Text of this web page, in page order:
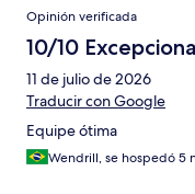
Opinión verificada
10/10
11 de julio de 2026
Traducir con Google
Equipe ótima
Wendrill, se hospedó 5